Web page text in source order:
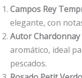
Campos Rey
elegante, con
Autor
aromático, ideal
pescados.